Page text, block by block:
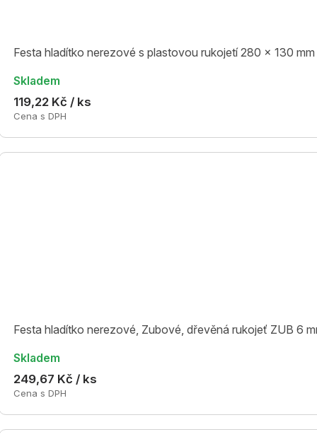
Festa hladítko nerezové s plastovou rukojetí 280 x 130 mm
Skladem
119,22 Kč / ks
Cena s DPH
Festa hladítko nerezové, Zubové, dřevěná rukojeť ZUB 6
Skladem
249,67 Kč / ks
Cena s DPH